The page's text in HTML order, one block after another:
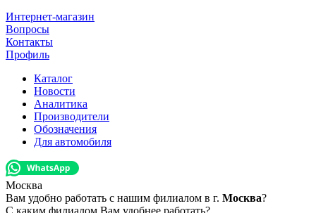
Интернет-магазин
Вопросы
Контакты
Профиль
Каталог
Новости
Аналитика
Производители
Обозначения
Для автомобиля
Москва
Вам удобно работать с нашим филиалом в г. Москва?